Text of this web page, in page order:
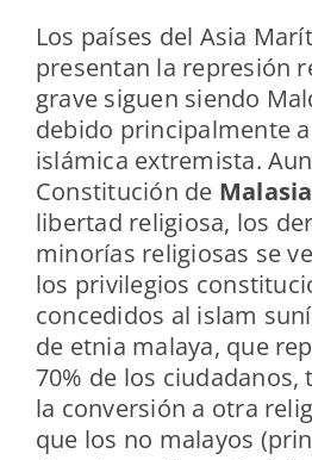
Los países del Asia
presentan la represión
grave siguen siendo
debido principalmente
islámica extremista.
Constitución de Malasia
libertad religiosa, los
minorías religiosas se
los privilegios
concedidos al islam
de etnia malaya, que
70% de los
la conversión a otra
que los no malayos